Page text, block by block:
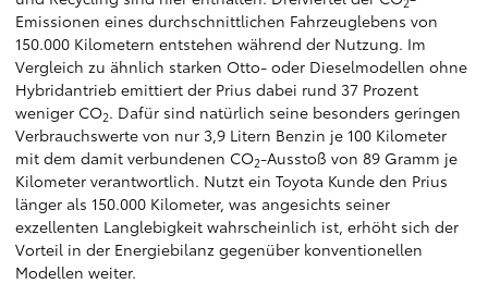
Emissionen eines durchschnittlichen Fahrzeuglebens von
150.000 Kilometern entstehen während der Nutzung. Im
Vergleich zu ähnlich starken Otto- oder Dieselmodellen ohne
Hybridantrieb emittiert der Prius dabei rund 37 Prozent
weniger CO2. Dafür sind natürlich seine besonders geringen
Verbrauchswerte von nur 3,9 Litern Benzin je 100 Kilometer
mit dem damit verbundenen CO2-Ausstoß von 89 Gramm je
Kilometer verantwortlich. Nutzt ein Toyota Kunde den Prius
länger als 150.000 Kilometer, was angesichts seiner
exzellenten Langlebigkeit wahrscheinlich ist, erhöht sich der
Vorteil in der Energiebilanz gegenüber konventionellen
Modellen weiter.